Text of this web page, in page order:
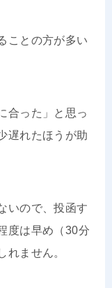
ことの方が多い
合った」と思っ
遅れたほうが助
いので、投函す
度は早め（30分
れません。